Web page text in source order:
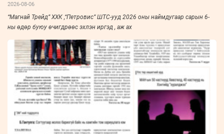
2026-08-06
“Магнай Трейд” ХХК ,“Петровис” ШТС-ууд 2026 оны наймдугаар сарын 6-
ны өдөр буюу өчигдрөөс эхлэн иргэд , аж ах